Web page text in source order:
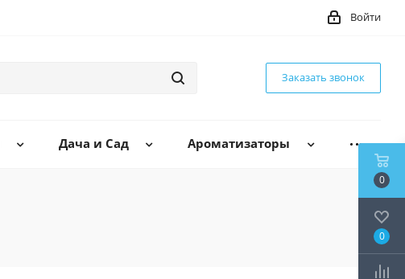
Войти
Заказать звонок
Дача и Сад Ароматизаторы
0
0